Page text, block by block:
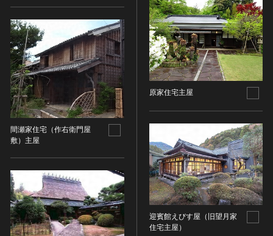
間瀬家住宅（作右衛門屋
敷）主屋
原家住宅主屋
迎賓館えびす屋（旧望月家
住宅主屋）
夏 [中国]
殷（商） [中国]
周 [中国]
春秋時代 [中国]
戦国時代 [中国]
秦 [中国]
漢 [中国]
三国 [中国]
五胡十六国 [中国]
南北朝（六朝） [中国]
隋 [中国]
唐 [中国]
染織
陶磁
ガラス
その他
その他の美術
写真
デザイン
その他
考古資料
石器・石製品類
土器・土製品類
特別天然記念物
重要文化的景観
重要伝統的建造物群保存地区
選定保存技術
未指定
有形文化財(建造物)
有形文化財(美術工芸品)
無形文化財
記念物(史跡)
記念物(名勝)
記念物(天然記念物)
伝統的建造物群保存地区
IN COPYRIGHT - EU ORPHAN WORK（著作権あり-
EU孤児著作物）
IN COPYRIGHT - EDUCATIONAL USE
PERMITTED（著作権あり-教育目的の利用可）
IN COPYRIGHT - NONCOMMERCIAL USE
PERMITTED（著作権あり-非営利目的の利用可）
IN COPYRIGHT - RIGHTSHOLDER(S) UNLOCATABLE
OR UNIDENTIFIABLE（著作権あり-著作権者不明）
NO COPYRIGHT - CONTRACTUAL
RESTRICTIONS（著作権なし-契約による制限あり）
NO COPYRIGHT - NONCOMMERCIAL USE ONLY（著
作権なし-非営利目的のみ利用可）
NO COPYRIGHT - OTHER KNOWN LEGAL
RESTRICTIONS（著作権なし-他の法的制限あり）
NO COPYRIGHT - UNITED STATES（著作権なし-米国
の法律上）
連想検索する
20件で表示
入力情報をクリア